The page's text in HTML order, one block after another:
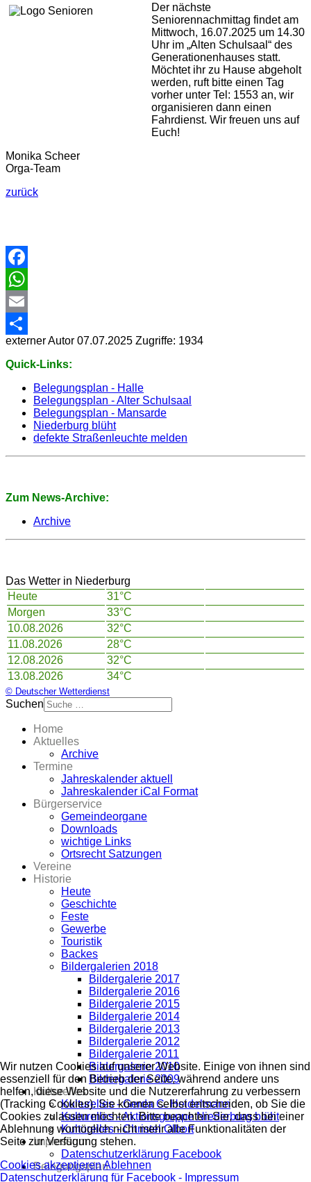
Der nächste
Seniorennachmittag findet am
Mittwoch, 16.07.2025 um 14.30
Uhr im „Alten Schulsaal“ des
Generationenhauses statt.
Möchtet ihr zu Hause abgeholt
werden, ruft bitte einen Tag
vorher unter Tel: 1553 an, wir
organisieren dann einen
Fahrdienst. Wir freuen uns auf
Euch!
Monika Scheer
Orga-Team
zurück
Facebook
WhatsApp
Email
Share
externer Autor 07.07.2025 Zugriffe: 1934
Quick-Links:
Belegungsplan - Halle
Belegungsplan - Alter Schulsaal
Belegungsplan - Mansarde
Niederburg blüht
defekte Straßenleuchte melden
Zum News-Archive:
Archive
Das Wetter in Niederburg
Heute
31°C
Morgen
33°C
10.08.2026
32°C
11.08.2026
28°C
12.08.2026
32°C
13.08.2026
34°C
© Deutscher Wetterdienst
Suchen
Home
Aktuelles
Archive
Termine
Jahreskalender aktuell
Jahreskalender iCal Format
Bürgerservice
Gemeindeorgane
Downloads
wichtige Links
Ortsrecht Satzungen
Vereine
Historie
Heute
Geschichte
Feste
Gewerbe
Touristik
Backes
Bildergalerien 2018
Bildergalerie 2017
Bildergalerie 2016
Bildergalerie 2015
Bildergalerie 2014
Bildergalerie 2013
Bildergalerie 2012
Bildergalerie 2011
Bildergalerie 2010
Bildergalerie 2009
Kulturelles
Kulturelles - Gerda C. Heidelmann
Kulturelles - Aktionsgruppe Niederburg blüht
Kulturelles - Christel Olbort
Impressum
Datenschutzerklärung Facebook
Belegungsplan
Wir nutzen Cookies auf unserer Website. Einige von ihnen sind
essenziell für den Betrieb der Seite, während andere uns
helfen, diese Website und die Nutzererfahrung zu verbessern
(Tracking Cookies). Sie können selbst entscheiden, ob Sie die
Cookies zulassen möchten. Bitte beachten Sie, dass bei einer
Ablehnung womöglich nicht mehr alle Funktionalitäten der
Seite zur Verfügung stehen.
Cookies akzeptierenAblehnen
Datenschutzerklärung für Facebook - Impressum